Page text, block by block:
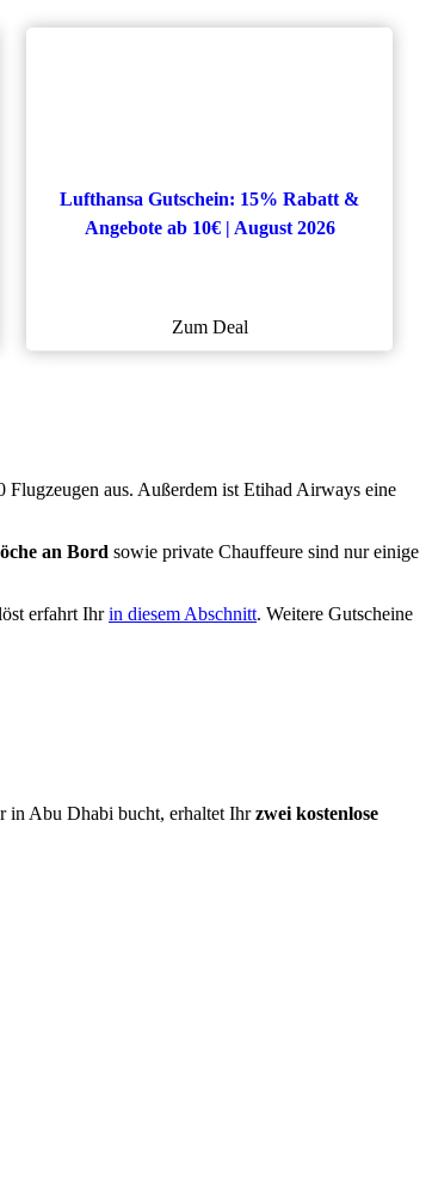
Lufthansa Gutschein: 15% Rabatt &
Angebote ab 10€ | August 2026
Zum Deal
aus. Außerdem ist Etihad Airways eine
an Bord sowie private Chauffeure sind nur einige
erfahrt Ihrin diesem Abschnitt. Weitere Gutscheine
in Abu Dhabi bucht, erhaltet Ihrzwei kostenlose